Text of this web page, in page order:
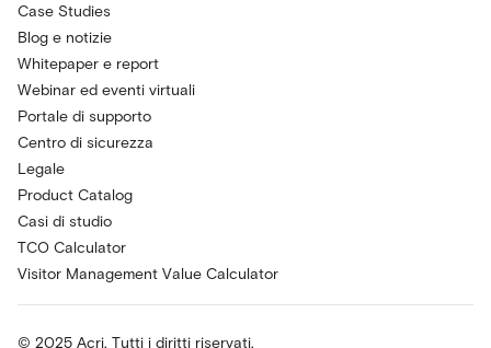
Case Studies
Blog e notizie
Whitepaper e report
Webinar ed eventi virtuali
Portale di supporto
Centro di sicurezza
Legale
Product Catalog
Casi di studio
TCO Calculator
Visitor Management Value Calculator
© 2025 Acri. Tutti i diritti riservati.